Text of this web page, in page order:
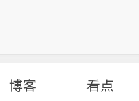
博客 看点